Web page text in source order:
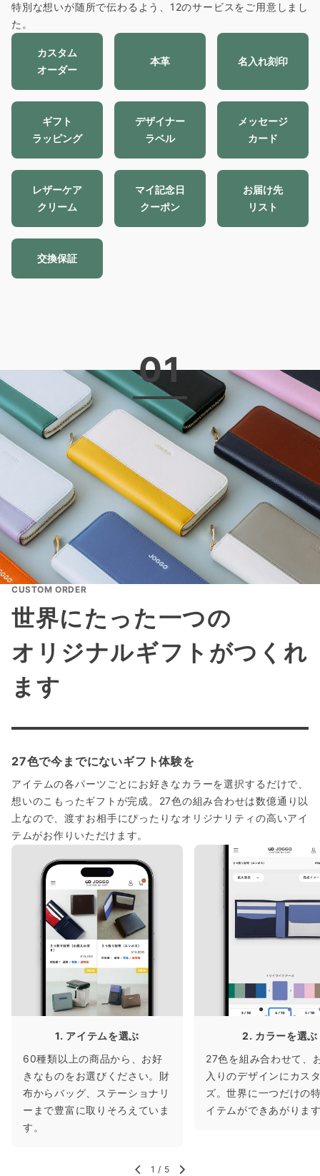
特別な想いが随所で伝わるよう、12のサービスをご用意しまし
た。
カスタム
オーダー
本革 名入れ刻印
ギフト
ラッピング
デザイナー
ラベル
メッセージ
カード
レザーケア
クリーム
マイ記念日
クーポン
お届け先
リスト
交換保証
01
CUSTOM ORDER
世界にたった一つの
オリジナルギフトがつくれ
ます
27色で今までにないギフト体験を
アイテムの各パーツごとにお好きなカラーを選択するだけで、
想いのこもったギフトが完成。27色の組み合わせは数億通り以
上なので、渡すお相手にぴったりなオリジナリティの高いアイ
テムがお作りいただけます。
1. アイテムを選ぶ
60種類以上の商品から、お好
きなものをお選びください。財
布からバッグ、ステーショナリ
ーまで豊富に取りそろえていま
す。
2. カラーを選ぶ
27色を組み合わせて、
入りのデザインにカス
ズ。世界に一つだけの
イテムができあがりま
1 / 5